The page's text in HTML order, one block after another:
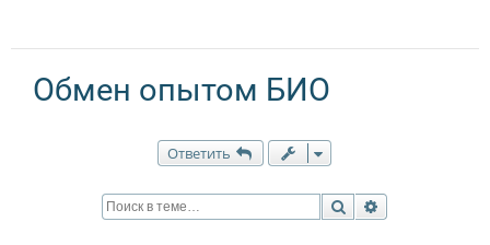
Обмен опытом БИО
Ответить
Поиск